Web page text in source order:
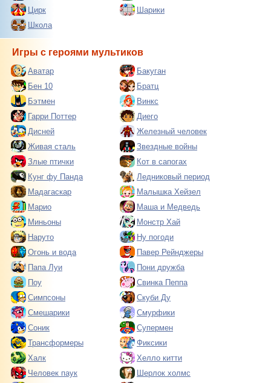
Цирк
Шарики
Школа
Игры с героями мультиков
Аватар
Бакуган
Бен 10
Братц
Бэтмен
Винкс
Гарри Поттер
Диего
Дисней
Железный человек
Живая сталь
Звездные войны
Злые птички
Кот в сапогах
Кунг фу Панда
Ледниковый период
Мадагаскар
Малышка Хейзел
Марио
Маша и Медведь
Миньоны
Монстр Хай
Наруто
Ну погоди
Огонь и вода
Павер Рейнджеры
Папа Луи
Пони дружба
Поу
Свинка Пеппа
Симпсоны
Скуби Ду
Смешарики
Смурфики
Соник
Супермен
Трансформеры
Фиксики
Халк
Хелло китти
Человек паук
Шерлок холмс